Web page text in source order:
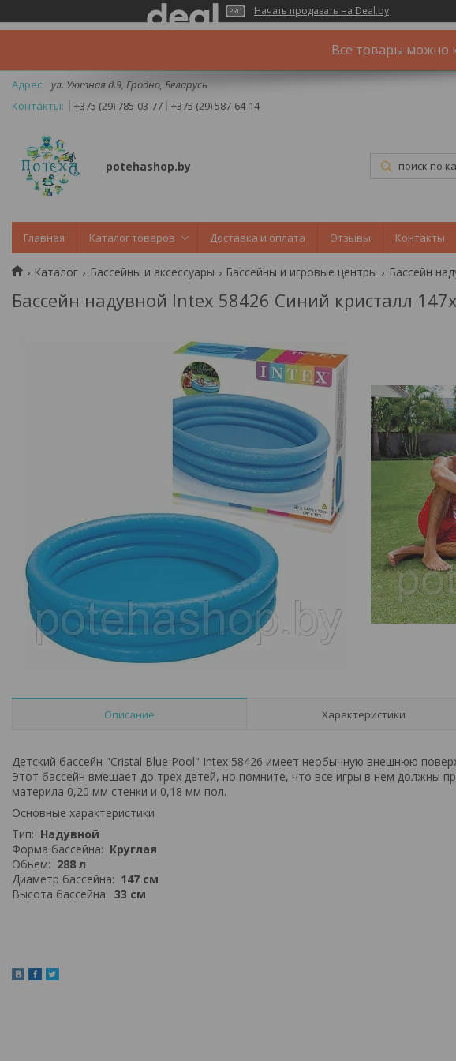
Начать продавать на Deal.by
Все товары можно
ул. Уютная д.9, Гродно, Беларусь
+375 (29) 785-03-77
+375 (29) 587-64-14
potehashop.by
Главная Каталог товаров Доставка и оплата Отзывы Контакты
Каталог Бассейны и аксессуары Бассейны и игровые центры Бассейн
Бассейн надувной Intex 58426 Синий кристалл
Описание Характеристики
Детский бассейн "Cristal Blue Pool" Intex 58426 имеет необычную внешнюю
Этот бассейн вмещает до трех детей, но помните, что все игры в нем должны
материла 0,20 мм стенки и 0,18 мм пол.
Основные характеристики
Тип: Надувной
Форма бассейна: Круглая
Обьем: 288 л
Диаметр бассейна: 147 см
Высота бассейна: 33 см